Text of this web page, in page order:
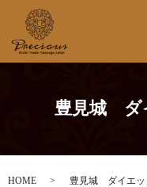
豊見城 ダ
HOME 豊見城 ダイエッ